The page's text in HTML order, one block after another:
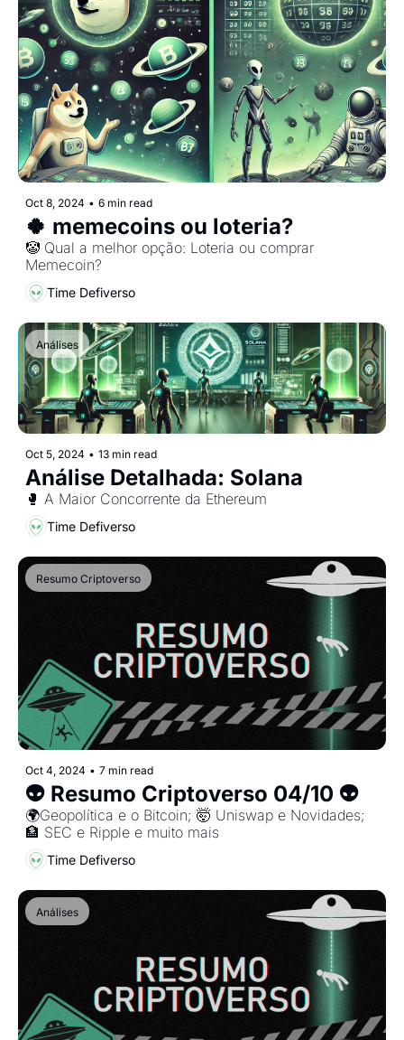
Oct 8, 2024 • 6 min read
🍀 memecoins ou loteria?
🤡 Qual a melhor opção: Loteria ou comprar
Memecoin?
Time Defiverso
Análises
Oct 5, 2024 • 13 min read
Análise Detalhada: Solana
🥊 A Maior Concorrente da Ethereum
Time Defiverso
Resumo Criptoverso
Oct 4, 2024 • 7 min read
👽 Resumo Criptoverso 04/10 👽
🌍Geopolítica e o Bitcoin; 🤯 Uniswap e Novidades;
🏦 SEC e Ripple e muito mais
Time Defiverso
Análises